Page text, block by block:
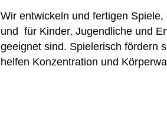
Wir entwickeln und fertigen
und für Kinder, Jugendliche und
geeignet sind. Spielerisch fördern
helfen Konzentration und